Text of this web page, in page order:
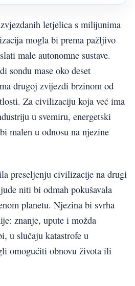
letjelica s milijunima
mogla bi prema pažljivo
male autonomne sustave.
sondu mase oko deset
drugoj zvijezdi brzinom od
Za civilizaciju koja već ima
u svemiru, energetski
malen u odnosu na njezine
preseljenju civilizacije na drugi
niti bi odmah pokušavala
planetu. Njezina bi svrha
znanje, upute i možda
u slučaju katastrofe u
omogućiti obnovu života ili